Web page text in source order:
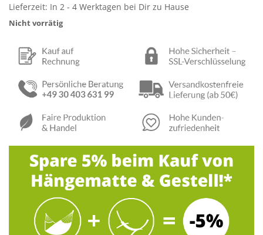
Lieferzeit: In 2 - 4 Werktagen bei Dir zu Hause
Nicht vorrätig